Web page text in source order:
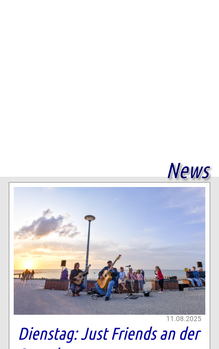
News
11.08.2025
Dienstag: Just Friends an der